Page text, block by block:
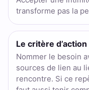
transforme pas la
Le critère d’action
Nommer le besoin
sources de lien au
rencontre. Si ce